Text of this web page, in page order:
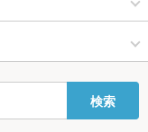
検索